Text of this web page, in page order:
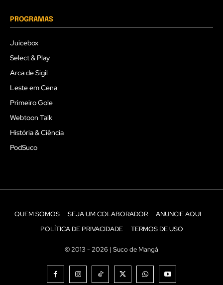
PROGRAMAS
Juicebox
Select & Play
Arca de Sigil
Leste em Cena
Primeiro Gole
Webtoon Talk
História & Ciência
PodSuco
QUEM SOMOS SEJA UM COLABORADOR
ANUNCIE AQUI
POLÍTICA DE PRIVACIDADE
TERMOS DE USO
© 2013 - 2026 | Suco de Mangá